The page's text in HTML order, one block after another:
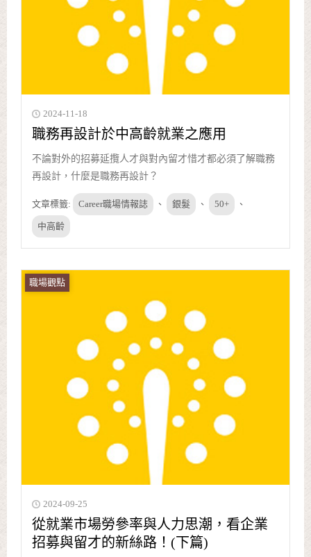
2024-11-18
職務再設計於中高齡就業之應用
不論對外的招募延攬人才與對內留才惜才都必須了解職務
再設計，什麼是職務再設計？
文章標籤: Career職場情報誌 、 銀髮 、 50+ 、
中高齡
職場觀點
2024-09-25
從就業市場勞參率與人力思潮，看企業
招募與留才的新絲路！(下篇)